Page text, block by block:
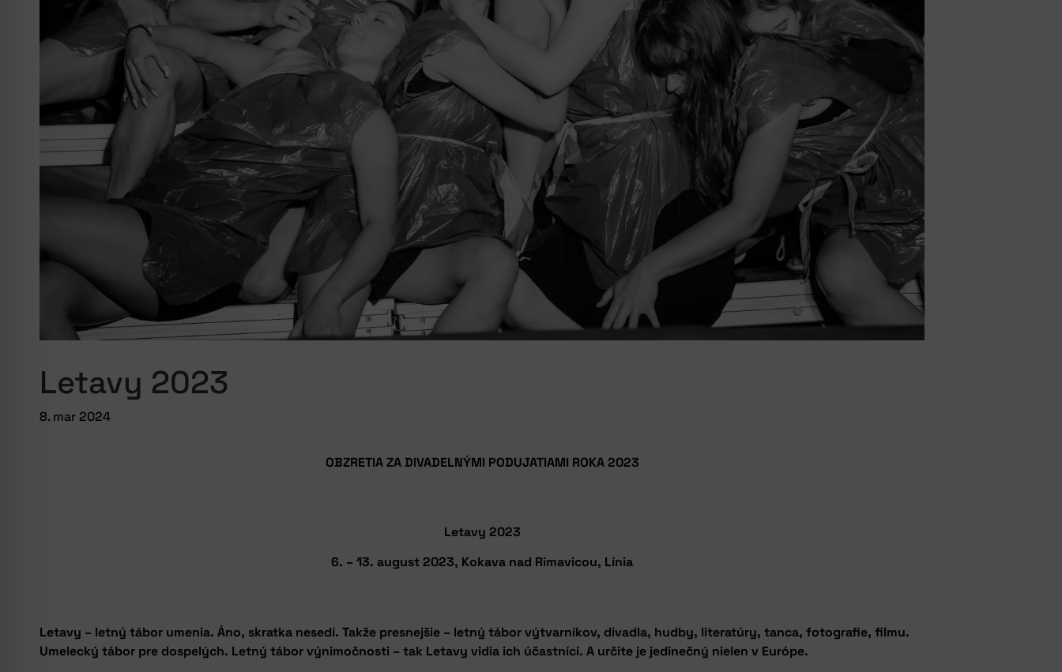
Letavy 2023
8. mar 2024
OBZRETIA ZA DIVADELNÝMI PODUJATIAMI ROKA 2023
Letavy 2023
6. – 13. august 2023, Kokava nad Rimavicou, Línia
Letavy – letný tábor umenia. Áno, skratka nesedí. Takže presnejšie – letný tábor výtvarníkov, divadla, hudby, literatúry, tanca, fotografie, filmu.
Umelecký tábor pre dospelých. Letný tábor výnimočnosti – tak Letavy vidia ich účastníci. A určite je jedinečný nielen v Európe.